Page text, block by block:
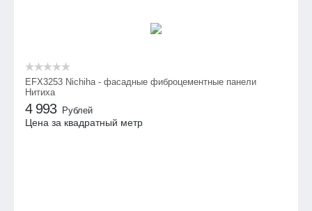
EFX3253 Nichiha - фасадные фиброцементные панели
Нитиха
4 993 Рублей
Цена за квадратный метр